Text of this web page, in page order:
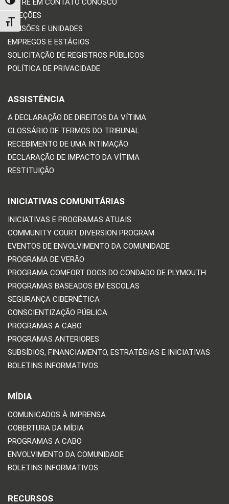
TOGGLE HIGH CONTRAST
TOGGLE FONT SIZE
ENTRE EM CONTATO CONOSCO
DIREÇÕES
DIVISÕES E UNIDADES
EMPREGOS E ESTÁGIOS
SOLICITAÇÃO DE REGISTROS PÚBLICOS
POLÍTICA DE PRIVACIDADE
ASSISTÊNCIA
A DECLARAÇÃO DE DIREITOS DA VÍTIMA
GLOSSÁRIO DE TERMOS DO TRIBUNAL
RECEBIMENTO DE UMA INTIMAÇÃO
DECLARAÇÃO DE IMPACTO DA VÍTIMA
RESTITUIÇÃO
INICIATIVAS COMUNITÁRIAS
INICIATIVAS E PROGRAMAS ATUAIS
COMMUNITY COURT DIVERSION PROGRAM
EVENTOS DE ENVOLVIMENTO DA COMUNIDADE
PROGRAMA DE VERÃO
PROGRAMA COMFORT DOGS DO CONDADO DE PLYMOUTH
PROGRAMAS BASEADOS EM ESCOLAS
SEGURANÇA CIBERNÉTICA
CONSCIENTIZAÇÃO PÚBLICA
PROGRAMAS A CABO
PROGRAMAS ANTERIORES
SUBSÍDIOS, FINANCIAMENTO, ESTRATÉGIAS E INICIATIVAS
BOLETINS INFORMATIVOS
MÍDIA
COMUNICADOS À IMPRENSA
COBERTURA DA MÍDIA
PROGRAMAS A CABO
ENVOLVIMENTO DA COMUNIDADE
BOLETINS INFORMATIVOS
RECURSOS